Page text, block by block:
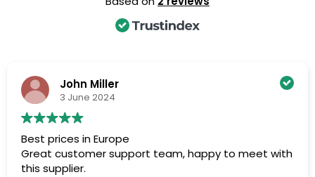
John Miller
3 June 2024
Best prices in Europe
Great customer support team, happy to meet with
this supplier.